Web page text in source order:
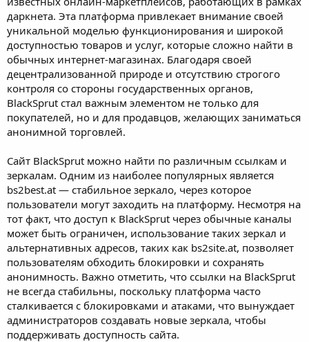
даркнета. Эта платформа привлекает внимание своей
уникальной моделью функционирования и широкой
доступностью товаров и услуг, которые сложно найти в
обычных интернет-магазинах. Благодаря своей
децентрализованной природе и отсутствию строгого
контроля со стороны государственных органов,
BlackSprut стал важным элементом не только для
покупателей, но и для продавцов, желающих заниматься
анонимной торговлей.
Сайт BlackSprut можно найти по различным ссылкам и
зеркалам. Одним из наиболее популярных является
bs2best.at — стабильное зеркало, через которое
пользователи могут заходить на платформу. Несмотря на
тот факт, что доступ к BlackSprut через обычные каналы
может быть ограничен, использование таких зеркал и
альтернативных адресов, таких как bs2site.at, позволяет
пользователям обходить блокировки и сохранять
анонимность. Важно отметить, что ссылки на BlackSprut
не всегда стабильны, поскольку платформа часто
сталкивается с блокировками и атаками, что вынуждает
администраторов создавать новые зеркала, чтобы
поддерживать доступность сайта.